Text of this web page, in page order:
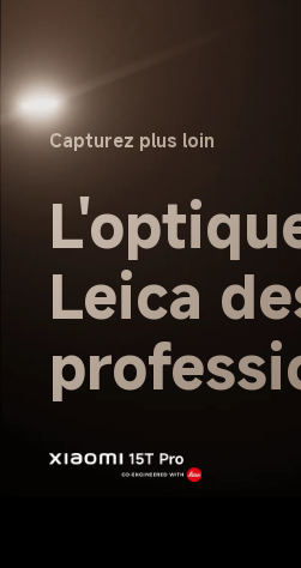
Capturez plus loin
Leica